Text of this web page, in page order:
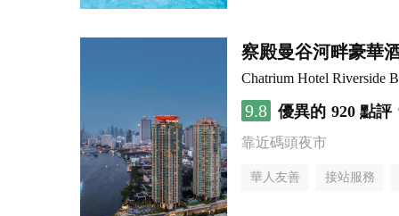
察殿曼谷河畔豪華
Chatrium Hotel Riverside
9.8 優異的 920 點評
靠近碼頭夜市
華人友善 接站服務